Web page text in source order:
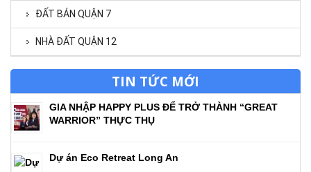
ĐẤT BÁN QUẬN 7
NHÀ ĐẤT QUẬN 12
TIN TỨC MỚI
GIA NHẬP HAPPY PLUS ĐỂ TRỞ THÀNH “GREAT
WARRIOR” THỰC THỤ
Dự án Eco Retreat Long An